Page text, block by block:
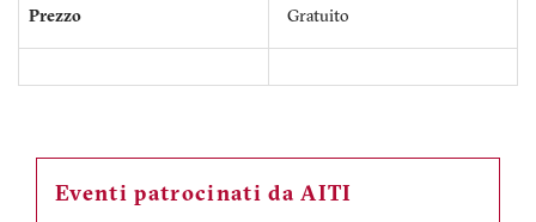
Prezzo Gratuito
Eventi patrocinati da AITI